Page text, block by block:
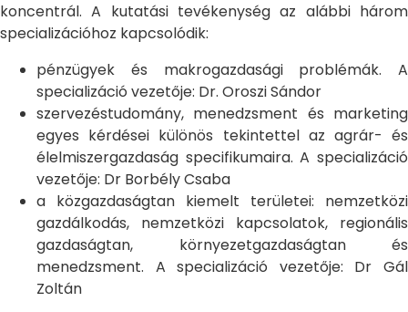
koncentrál. A kutatási tevékenység az alábbi három
specializációhoz kapcsolódik:
pénzügyek és makrogazdasági problémák. A
specializáció vezetője: Dr. Oroszi Sándor
szervezéstudomány, menedzsment és marketing
egyes kérdései különös tekintettel az agrár- és
élelmiszergazdaság specifikumaira. A specializáció
vezetője: Dr Borbély Csaba
a közgazdaságtan kiemelt területei: nemzetközi
gazdálkodás, nemzetközi kapcsolatok, regionális
gazdaságtan, környezetgazdaságtan és
menedzsment. A specializáció vezetője: Dr Gál
Zoltán